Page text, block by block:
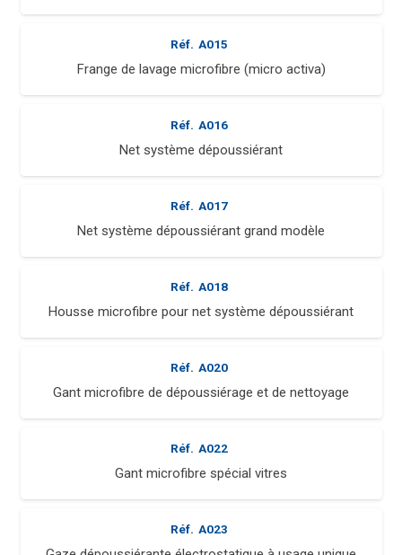
Réf. A015
Frange de lavage microfibre (micro activa)
Réf. A016
Net système dépoussiérant
Réf. A017
Net système dépoussiérant grand modèle
Réf. A018
Housse microfibre pour net système dépoussiérant
Réf. A020
Gant microfibre de dépoussiérage et de nettoyage
Réf. A022
Gant microfibre spécial vitres
Réf. A023